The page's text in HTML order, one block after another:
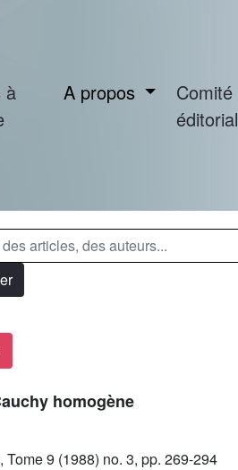
à
A propos
Comité
éditorial
homogène
9 (1988) no. 3, pp. 269-294